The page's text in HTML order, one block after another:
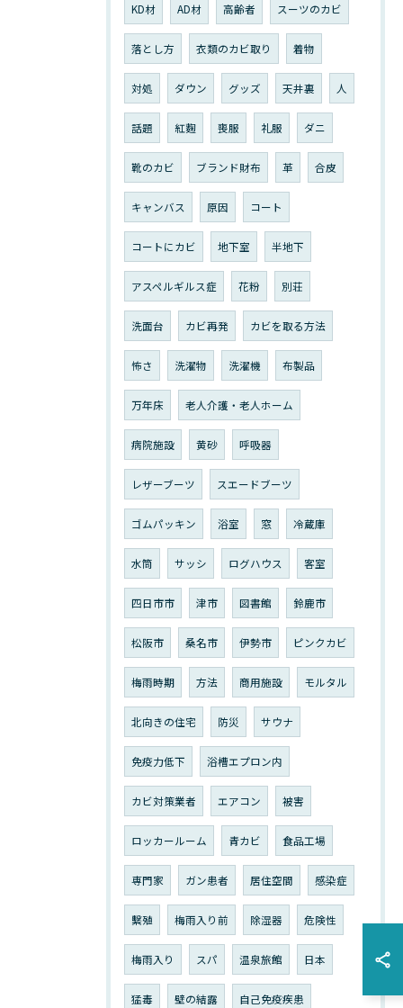
KD材 AD材 高齢者 スーツのカビ
落とし方 衣類のカビ取り 着物
対処 ダウン グッズ 天井裏 人
話題 紅麴 喪服 礼服 ダニ
靴のカビ ブランド財布 革 合皮
キャンバス 原因 コート
コートにカビ 地下室 半地下
アスペルギルス症 花粉 別荘
洗面台 カビ再発 カビを取る方法
怖さ 洗濯物 洗濯機 布製品
万年床 老人介護・老人ホーム
病院施設 黄砂 呼吸器
レザーブーツ スエードブーツ
ゴムパッキン 浴室 窓 冷蔵庫
水筒 サッシ ログハウス 客室
四日市市 津市 図書館 鈴鹿市
松阪市 桑名市 伊勢市 ピンクカビ
梅雨時期 方法 商用施設 モルタル
北向きの住宅 防災 サウナ
免疫力低下 浴槽エプロン内
カビ対策業者 エアコン 被害
ロッカールーム 青カビ 食品工場
専門家 ガン患者 居住空間 感染症
繫殖 梅雨入り前 除湿器 危険性
梅雨入り スパ 温泉旅館 日本
猛毒 壁の結露 自己免疫疾患